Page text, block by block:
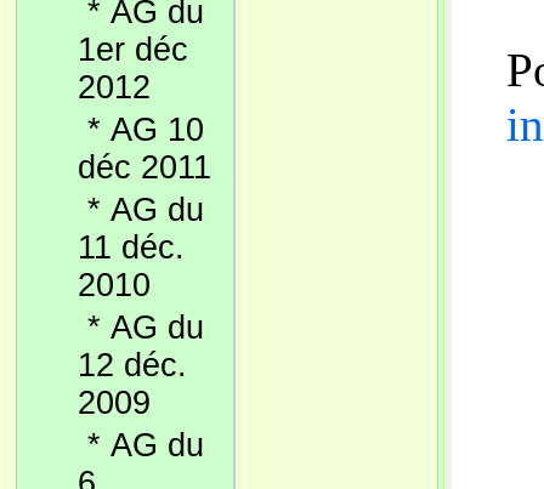
* AG du
1er déc
2012
* AG 10
déc 2011
* AG du
11 déc.
2010
* AG du
12 déc.
2009
* AG du